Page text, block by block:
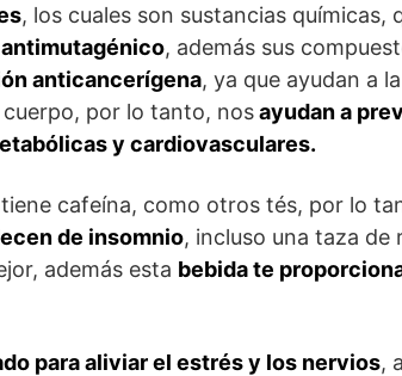
, los cuales son sustancias químicas,
antimutagénico, además sus
anticancerígena, ya que ayudan a la
por lo tanto, nosayudan a
y cardiovasculares.
cafeína, como otros tés, por lo
de insomnio, incluso una taza de
además esta bebida te
para aliviar el estrés y los nervios,